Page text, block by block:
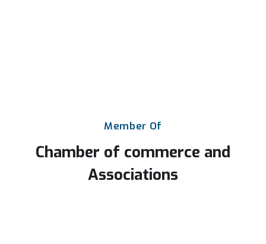
Member Of
Chamber of commerce and
Associations